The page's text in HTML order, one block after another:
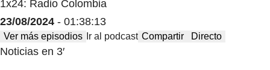
1x24: Radio Colombia
23/08/2024 - 01:38:13
Ver más episodios Ir al podcast Compartir Directo
Noticias en 3′